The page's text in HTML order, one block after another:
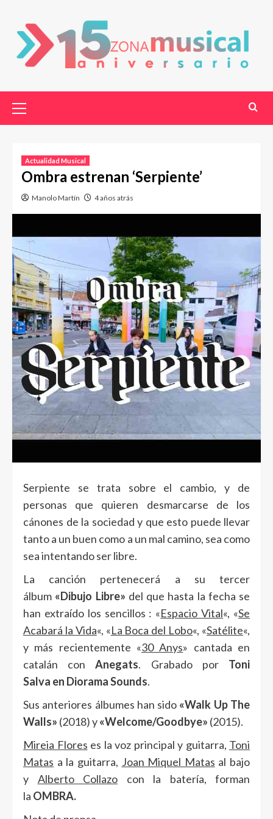
Actualidad Musical
Ombra estrenan ‘Serpiente’
Manolo Martín 4 años atrás
Serpiente se trata sobre el cambio, y de
personas que quieren desmarcarse de los
cánones de la sociedad y que esto puede llevar
tanto a un buen como a un mal camino, sea como
sea intentando ser libre.
La canción pertenecerá a su tercer
álbum «Dibujo Libre» del que hasta la fecha se
han extraído los sencillos : «Espacio Vital«, «Se
Acabará la Vida«, «La Boca del Lobo«, «Satélite«,
y más recientemente «30 Anys» cantada en
catalán conAnegats. Grabado por Toni
Salva en Diorama Sounds.
Sus anteriores álbumes han sido «Walk Up The
Walls» (2018) y«Welcome/Goodbye» (2015).
Mireia Flores es la voz principal y guitarra, Toni
Matas a la guitarra, Joan Miquel Matas al bajo
y Alberto Collazo con la batería, forman
la OMBRA.